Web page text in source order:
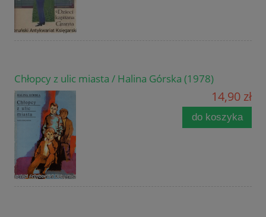
Chłopcy z ulic miasta / Halina Górska (1978)
14,90 zł
do koszyka